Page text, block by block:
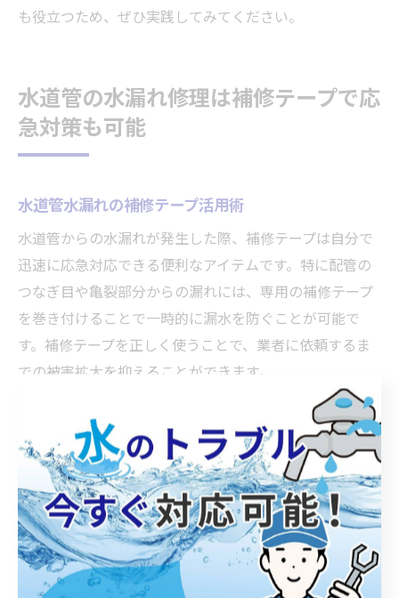
も役立つため、ぜひ実践してみてください。
水道管の水漏れ修理は補修テープで応
急対策も可能
水道管水漏れの補修テープ活用術
水道管からの水漏れが発生した際、補修テープは自分で
迅速に応急対応できる便利なアイテムです。特に配管の
つなぎ目や亀裂部分からの漏れには、専用の補修テープ
を巻き付けることで一時的に漏水を防ぐことが可能で
す。補修テープを正しく使うことで、業者に依頼するま
での被害拡大を抑えることができます。
補修テープを活用する際は、まず漏れている箇所の水分
や汚れをしっかり拭き取ることが重要です。水道管の表
面が濡れていると、テープの粘着力が十分に発揮され
ず、再び漏れが発生する原因となります。テープは引っ
張りながら重ねて巻き付けることで密着性が増し、効果
的に応急処置ができます。
ただし、補修テープはあくまで一時的な対策であり、根